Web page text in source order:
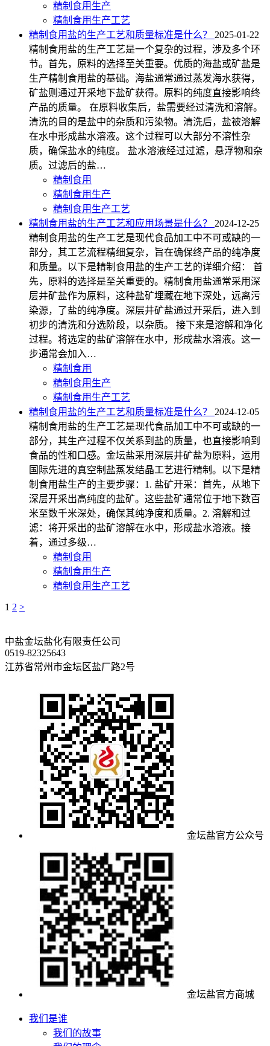
精制食用生产
精制食用生产工艺
精制食用盐的生产工艺和质量标准是什么？
2025-01-22
精制食用盐的生产工艺是一个复杂的过程，涉及多个环
节。首先，原料的选择至关重要。优质的海盐或矿盐是
生产精制食用盐的基础。海盐通常通过蒸发海水获得，
矿盐则通过开采地下盐矿获得。原料的纯度直接影响终
产品的质量。 在原料收集后，盐需要经过清洗和溶解。
清洗的目的是盐中的杂质和污染物。清洗后，盐被溶解
在水中形成盐水溶液。这个过程可以大部分不溶性杂
质，确保盐水的纯度。 盐水溶液经过过滤，悬浮物和杂
质。过滤后的盐…
精制食用
精制食用生产
精制食用生产工艺
精制食用盐的生产工艺和应用场景是什么？
2024-12-25
精制食用盐的生产工艺是现代食品加工中不可或缺的一
部分，其工艺流程精细复杂，旨在确保终产品的纯净度
和质量。以下是精制食用盐的生产工艺的详细介绍： 首
先，原料的选择是至关重要的。精制食用盐通常采用深
层井矿盐作为原料，这种盐矿埋藏在地下深处，远离污
染源，了盐的纯净度。深层井矿盐通过开采后，进入到
初步的清洗和分选阶段，以杂质。 接下来是溶解和净化
过程。将选定的盐矿溶解在水中，形成盐水溶液。这一
步通常会加入…
精制食用
精制食用生产
精制食用生产工艺
精制食用盐的生产工艺和质量标准是什么？
2024-12-05
精制食用盐的生产工艺是现代食品加工中不可或缺的一
部分，其生产过程不仅关系到盐的质量，也直接影响到
食品的性和口感。金坛盐采用深层井矿盐为原料，运用
国际先进的真空制盐蒸发结晶工艺进行精制。以下是精
制食用盐生产的主要步骤：1. 盐矿开采：首先，从地下
深层开采出高纯度的盐矿。这些盐矿通常位于地下数百
米至数千米深处，确保其纯净度和质量。2. 溶解和过
滤：将开采出的盐矿溶解在水中，形成盐水溶液。接
着，通过多级…
精制食用
精制食用生产
精制食用生产工艺
1 2 >
中盐金坛盐化有限责任公司
0519-82325643
江苏省常州市金坛区盐厂路2号
金坛盐官方公众号
金坛盐官方商城
我们是谁
我们的故事